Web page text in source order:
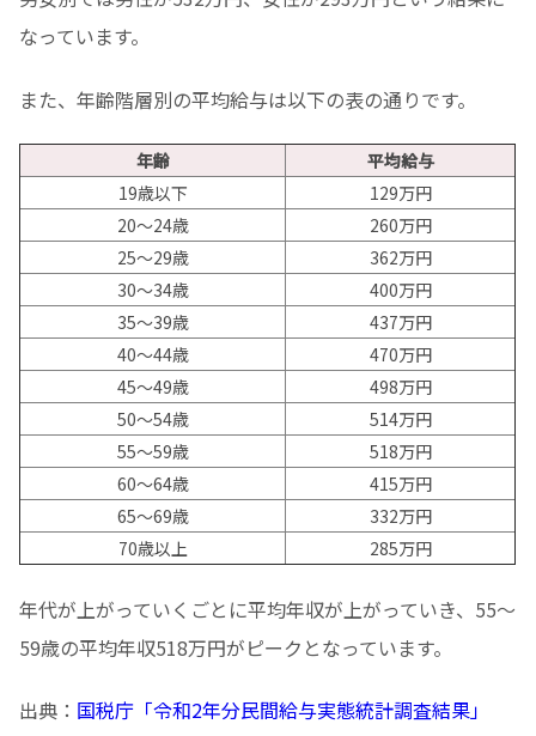
なっています。
また、年齢階層別の平均給与は以下の表の通りです。
年齢
平均給与
19歳以下
129万円
20〜24歳
260万円
25〜29歳
362万円
30〜34歳
400万円
35〜39歳
437万円
40〜44歳
470万円
45〜49歳
498万円
50〜54歳
514万円
55〜59歳
518万円
60〜64歳
415万円
65〜69歳
332万円
70歳以上
285万円
年代が上がっていくごとに平均年収が上がっていき、55〜
59歳の平均年収518万円がピークとなっています。
出典： 国税庁「令和2年分民間給与実態統計調査結果」